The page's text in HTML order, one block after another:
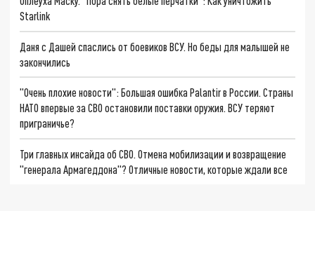
Starlink
Даня с Дашей спаслись от боевиков ВСУ. Но беды для малышей не
закончились
"Очень плохие новости": Большая ошибка Palantir в России. Страны
НАТО впервые за СВО остановили поставки оружия. ВСУ теряют
приграничье?
Три главных инсайда об СВО. Отмена мобилизации и возвращение
"генерала Армагеддона"? Отличные новости, которые ждали все